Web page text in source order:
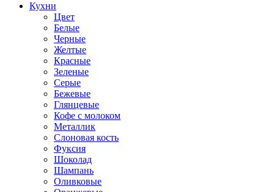
Кухни
Цвет
Белые
Черные
Желтые
Красные
Зеленые
Серые
Бежевые
Глянцевые
Кофе с молоком
Металлик
Слоновая кость
Фуксия
Шоколад
Шампань
Оливковые